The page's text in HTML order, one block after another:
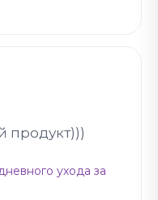
продукт)))
ухода за